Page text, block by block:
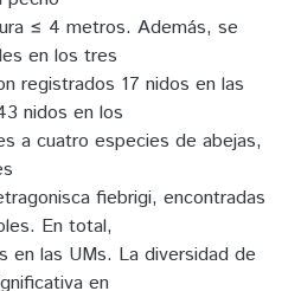
≤ 4 metros. Además, se
en los tres
registrados 17 nidos en las
nidos en los
a cuatro especies de abejas,
fiebrigi, encontradas
En total,
en las UMs. La diversidad de
en